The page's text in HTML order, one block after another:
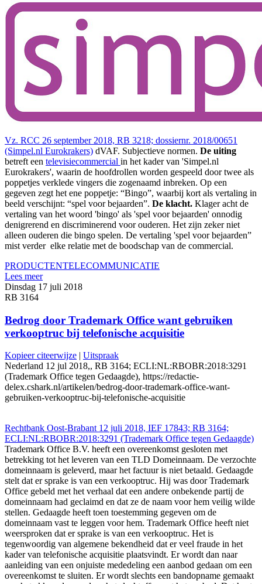
Vz. RCC 26 september 2018, RB 3218; dossiernr. 2018/00651
(Simpel.nl Eurokrakers) dVAF. Subjectieve normen. De uiting
betreft een televisiecommercial in het kader van 'Simpel.nl
Eurokrakers', waarin de hoofdrollen worden gespeeld door twee als
poppetjes verklede vingers die zogenaamd inbreken. Op een
gegeven zegt het ene poppetje: “Bingo”, waarbij kort als vertaling in
beeld verschijnt: “spel voor bejaarden”. De klacht. Klager acht de
vertaling van het woord 'bingo' als 'spel voor bejaarden' onnodig
denigrerend en discriminerend voor ouderen. Het zijn zeker niet
alleen ouderen die bingo spelen. De vertaling 'spel voor bejaarden”
mist verder elke relatie met de boodschap van de commercial.
PRODUCTENTELECOMMUNICATIE
Lees meer
Dinsdag 17 juli 2018
RB 3164
Bedrog door Trademark Office want gebruiken
verkooptruc bij telefonische acquisitie
Kopieer citeerwijze | Uitspraak
Nederland 12 jul 2018,, RB 3164; ECLI:NL:RBOBR:2018:3291
(Trademark Office tegen Gedaagde), https://redactie-
delex.cshark.nl/artikelen/bedrog-door-trademark-office-want-
gebruiken-verkooptruc-bij-telefonische-acquisitie
Rechtbank Oost-Brabant 12 juli 2018, IEF 17843; RB 3164;
ECLI:NL:RBOBR:2018:3291 (Trademark Office tegen Gedaagde)
Trademark Office B.V. heeft een overeenkomst gesloten met
betrekking tot het leveren van een TLD Domeinnaam. De verzochte
domeinnaam is geleverd, maar het factuur is niet betaald. Gedaagde
stelt dat er sprake is van een verkooptruc. Hij was door Trademark
Office gebeld met het verhaal dat een andere onbekende partij de
domeinnaam had geclaimd en dat ze de naam voor hem veilig wilde
stellen. Gedaagde heeft toen toestemming gegeven om de
domeinnaam vast te leggen voor hem. Trademark Office heeft niet
weersproken dat er sprake is van een verkooptruc. Het is
tegenwoordig van algemene bekendheid dat er veel fraude in het
kader van telefonische acquisitie plaatsvindt. Er wordt dan naar
aanleiding van een onjuiste mededeling een aanbod gedaan om een
overeenkomst te sluiten. Er wordt slechts een bandopname gemaakt